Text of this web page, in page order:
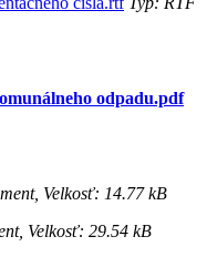
odpadu.pdf
Velkosť: 14.77 kB
Velkosť: 29.54 kB